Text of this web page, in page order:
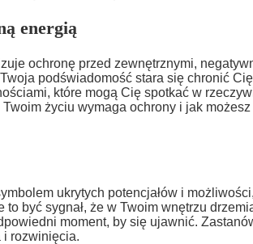
energią
ochronę przed zewnętrznymi,
podświadomość stara się chronić
które mogą Cię spotkać w
życiu wymaga ochrony i jak możesz
ukrytych potencjałów i
to być sygnał, że w Twoim wnętrzu
moment, by się ujawnić.
i rozwinięcia.